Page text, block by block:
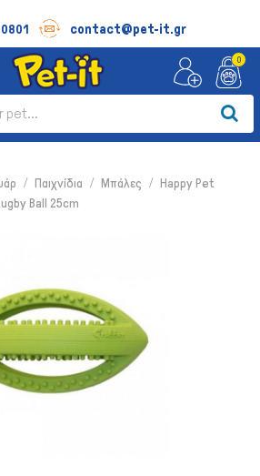
contact@pet-it.gr
0
Παιχνίδια Μπάλες
Happy Pet
Ball 25cm